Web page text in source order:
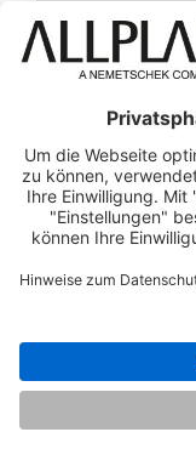
© ALLPLAN
ALLPLAN ist Teil der
Impressum